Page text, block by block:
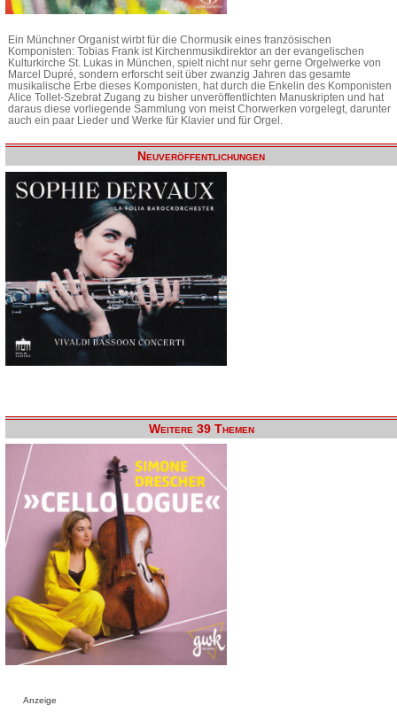
Ein Münchner Organist wirbt für die Chormusik eines französischen
Komponisten: Tobias Frank ist Kirchenmusikdirektor an der evangelischen
Kulturkirche St. Lukas in München, spielt nicht nur sehr gerne Orgelwerke von
Marcel Dupré, sondern erforscht seit über zwanzig Jahren das gesamte
musikalische Erbe dieses Komponisten, hat durch die Enkelin des Komponisten
Alice Tollet-Szebrat Zugang zu bisher unveröffentlichten Manuskripten und hat
daraus diese vorliegende Sammlung von meist Chorwerken vorgelegt, darunter
auch ein paar Lieder und Werke für Klavier und für Orgel.
Neuveröffentlichungen
Weitere 39 Themen
Anzeige